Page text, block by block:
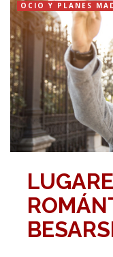
OCIO Y PLANES